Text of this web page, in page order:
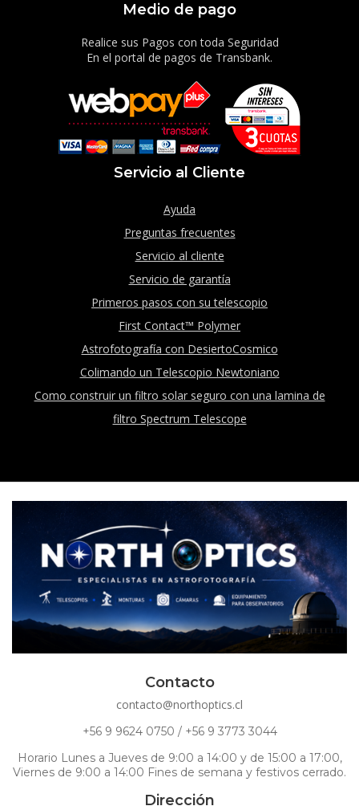
Medio de pago
Realice sus Pagos con toda Seguridad
En el portal de pagos de Transbank.
Servicio al Cliente
Ayuda
Preguntas frecuentes
Servicio al cliente
Servicio de garantía
Primeros pasos con su telescopio
First Contact™ Polymer
Astrofotografía con DesiertoCosmico
Colimando un Telescopio Newtoniano
Como construir un filtro solar seguro con una lamina de
filtro Spectrum Telescope
Contacto
contacto@northoptics.cl
+56 9 9624 0750 / +56 9 3773 3044
Horario Lunes a Jueves de 9:00 a 14:00 y de 15:00 a 17:00,
Viernes de 9:00 a 14:00 Fines de semana y festivos cerrado.
Dirección